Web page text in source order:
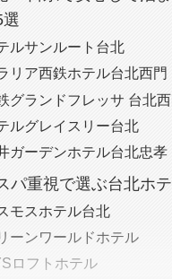
ルサンルート台北
リア西鉄ホテル台北西門
グランドフレッサ 台北
ルグレイスリー台北
ガーデンホテル台北忠孝
パ重視で選ぶ台北ホ
モスホテル台北
ーンワールドホテル
ロフトホテル